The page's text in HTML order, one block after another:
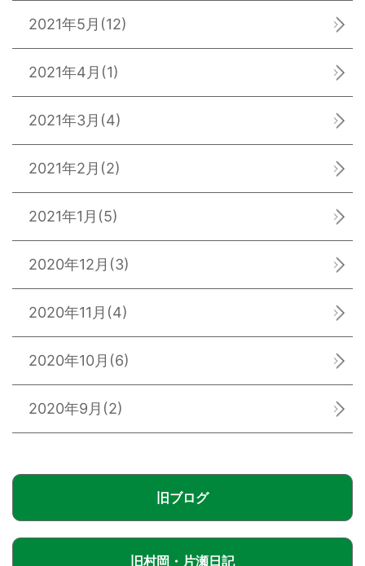
2021年5月 (12)
2021年4月 (1)
2021年3月 (4)
2021年2月 (2)
2021年1月 (5)
2020年12月 (3)
2020年11月 (4)
2020年10月 (6)
2020年9月 (2)
旧ブログ
旧村岡・片瀬日記